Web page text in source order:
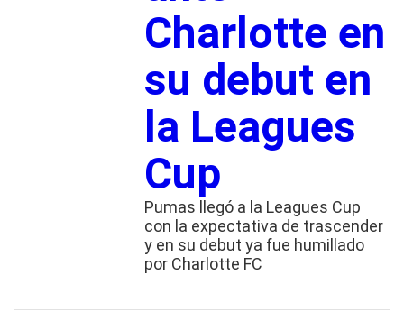
Charlotte en
su debut en
la Leagues
Cup
Pumas llegó a la Leagues Cup
con la expectativa de trascender
y en su debut ya fue humillado
por Charlotte FC